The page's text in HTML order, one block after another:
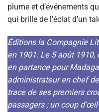
plume et d’événements
qui brille de l’éclat d’un
Éditions la Compagnie
en 1901. Le 5 août
en partance pour
administrateur en chef
trace de ses premiers
passagers ; un coup